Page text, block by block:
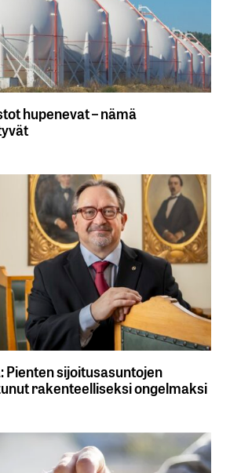
hupenevat – nämä
Pienten sijoitusasuntojen
rakenteelliseksi ongelmaksi